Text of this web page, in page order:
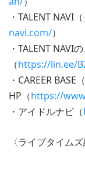
・TALENT NAVI
navi.com/）
・TALENT NAVI
（https://lin.ee/
・CAREER BASE
HP（https://
・アイドルナビ（
〈ライブタイムズ